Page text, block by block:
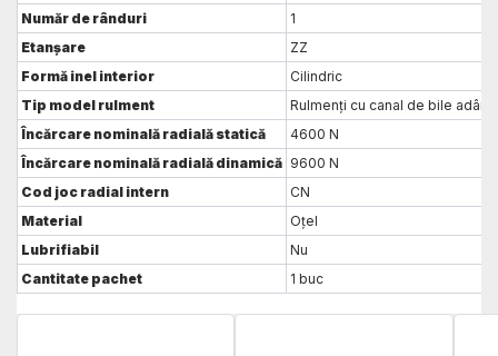
Număr de rânduri
1
Etanșare
ZZ
Formă inel interior
Cilindric
Tip model rulment
Rulmenți cu canal de bile
Încărcare nominală radială statică
4600 N
Încărcare nominală radială dinamică 9600 N
Cod joc radial intern
CN
Material
Oțel
Lubrifiabil
Nu
Cantitate pachet
1 buc